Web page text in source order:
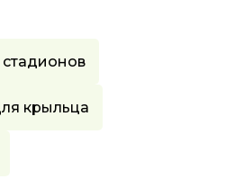
крыльца